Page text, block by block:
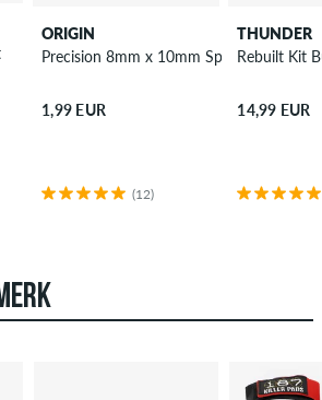
ORIGIN
Precision 8mm x 10mm Spacer 4 Pack
1,99 EUR
(12)
THUNDER
Rebuilt Kit
14,99 EUR